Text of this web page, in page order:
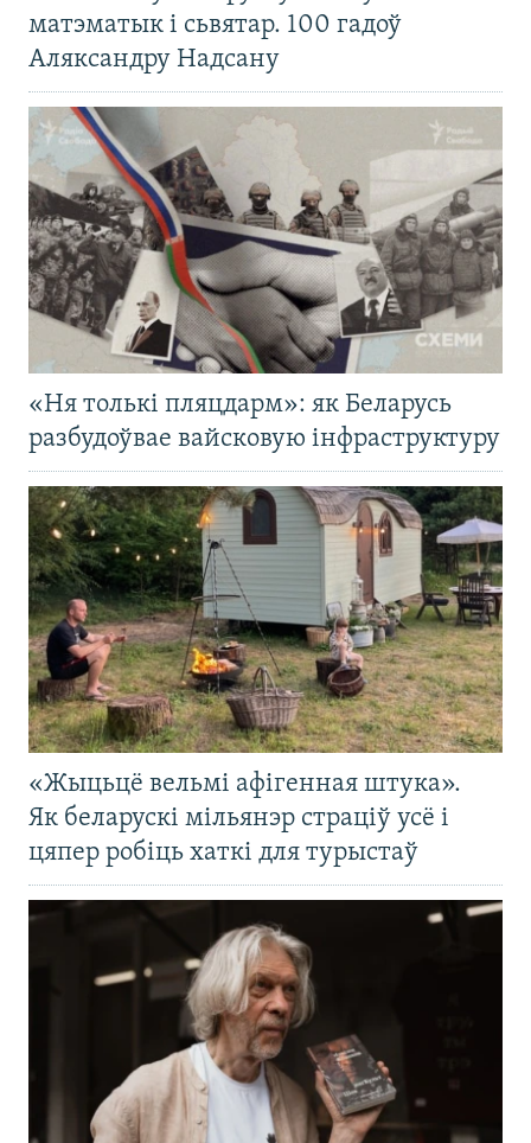
матэматык і сьвятар. 100 гадоў
Аляксандру Надсану
«Ня толькі пляцдарм»: як Беларусь
разбудоўвае вайсковую інфраструктуру
«Жыцьцё вельмі афігенная штука».
Як беларускі мільянэр страціў усё і
цяпер робіць хаткі для турыстаў